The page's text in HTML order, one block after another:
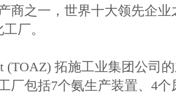
商之一，世界十大领先企
厂。
(TOAZ) 拓施工业集团公司
厂包括7个氨生产装置、4